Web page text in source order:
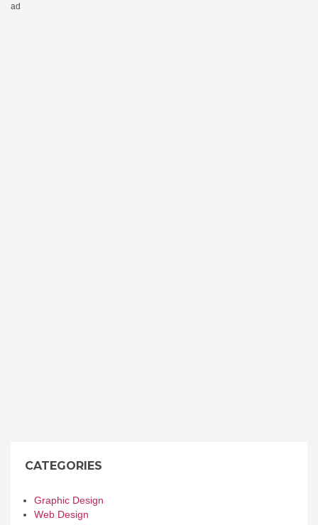
ad
CATEGORIES
Graphic Design
Web Design